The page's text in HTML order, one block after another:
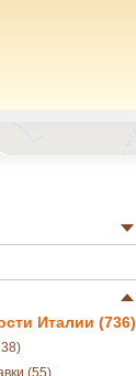
Италии (736)
(55)